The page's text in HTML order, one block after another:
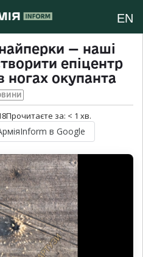
EN
— наші
епіцентр
ногах окупанта
Прочитаєте за: < 1 хв.
в Google